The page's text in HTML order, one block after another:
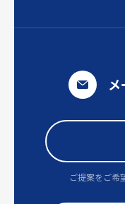
ご提案をご希